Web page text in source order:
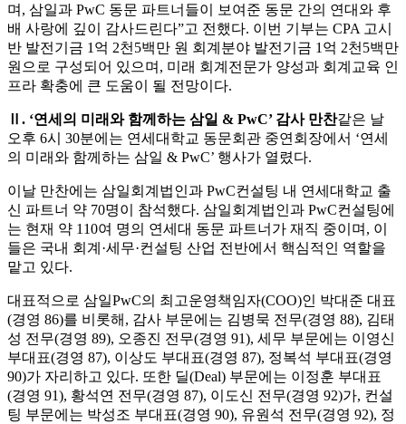
며, 삼일과 PwC 동문 파트너들이 보여준 동문 간의 연대와 후
배 사랑에 깊이 감사드린다”고 전했다. 이번 기부는 CPA 고시
반 발전기금 1억 2천5백만 원 회계분야 발전기금 1억 2천5백만
원으로 구성되어 있으며, 미래 회계전문가 양성과 회계교육 인
프라 확충에 큰 도움이 될 전망이다.
Ⅱ. ‘연세의 미래와 함께하는 삼일 & PwC’ 감사 만찬같은 날
오후 6시 30분에는 연세대학교 동문회관 중연회장에서 ‘연세
의 미래와 함께하는 삼일 & PwC’ 행사가 열렸다.
이날 만찬에는 삼일회계법인과 PwC컨설팅 내 연세대학교 출
신 파트너 약 70명이 참석했다. 삼일회계법인과 PwC컨설팅에
는 현재 약 110여 명의 연세대 동문 파트너가 재직 중이며, 이
들은 국내 회계·세무·컨설팅 산업 전반에서 핵심적인 역할을
맡고 있다.
대표적으로 삼일PwC의 최고운영책임자(COO)인 박대준 대표
(경영 86)를 비롯해, 감사 부문에는 김병묵 전무(경영 88), 김태
성 전무(경영 89), 오종진 전무(경영 91), 세무 부문에는 이영신
부대표(경영 87), 이상도 부대표(경영 87), 정복석 부대표(경영
90)가 자리하고 있다. 또한 딜(Deal) 부문에는 이정훈 부대표
(경영 91), 황석연 전무(경영 87), 이도신 전무(경영 92)가, 컨설
팅 부문에는 박성조 부대표(경영 90), 유원석 전무(경영 92), 정